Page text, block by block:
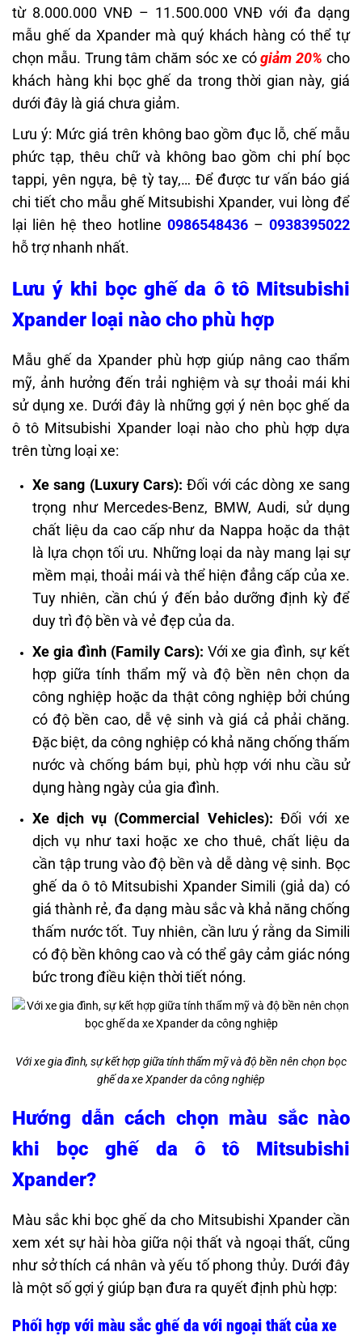
từ 8.000.000 VNĐ – 11.500.000 VNĐ với đa dạng
mẫu ghế da Xpander mà quý khách hàng có thể tự
chọn mẫu. Trung tâm chăm sóc xe cógiảm 20% cho
khách hàng khi bọc ghế da trong thời gian này, giá
dưới đây là giá chưa giảm.
Lưu ý: Mức giá trên không bao gồm đục lỗ, chế mẫu
phức tạp, thêu chữ và không bao gồm chi phí bọc
tappi, yên ngựa, bệ tỳ tay,… Để được tư vấn báo giá
chi tiết cho mẫu ghế Mitsubishi Xpander, vui lòng để
lại liên hệ theo hotline 0986548436–0938395022
hỗ trợ nhanh nhất.
Lưu ý khi bọc ghế da ô tô Mitsubishi
Xpander loại nào cho phù hợp
Mẫu ghế da Xpander phù hợp giúp nâng cao thẩm
mỹ, ảnh hưởng đến trải nghiệm và sự thoải mái khi
sử dụng xe. Dưới đây là những gợi ý nên bọc ghế da
ô tô Mitsubishi Xpander loại nào cho phù hợp dựa
trên từng loại xe:​
Xe sang (Luxury Cars):Đối với các dòng xe sang
trọng như Mercedes-Benz, BMW, Audi, sử dụng
chất liệu da cao cấp như da Nappa hoặc da thật
là lựa chọn tối ưu. Những loại da này mang lại sự
mềm mại, thoải mái và thể hiện đẳng cấp của xe.
Tuy nhiên, cần chú ý đến bảo dưỡng định kỳ để
duy trì độ bền và vẻ đẹp của da.
Xe gia đình (Family Cars): Với xe gia đình, sự kết
hợp giữa tính thẩm mỹ và độ bền nên chọn da
công nghiệp hoặc da thật công nghiệp bởi chúng
có độ bền cao, dễ vệ sinh và giá cả phải chăng.
Đặc biệt, da công nghiệp có khả năng chống thấm
nước và chống bám bụi, phù hợp với nhu cầu sử
dụng hàng ngày của gia đình.
Xe dịch vụ (Commercial Vehicles): Đối với xe
dịch vụ như taxi hoặc xe cho thuê, chất liệu da
cần tập trung vào độ bền và dễ dàng vệ sinh. Bọc
ghế da ô tô Mitsubishi Xpander Simili (giả da) có
giá thành rẻ, đa dạng màu sắc và khả năng chống
thấm nước tốt. Tuy nhiên, cần lưu ý rằng da Simili
có độ bền không cao và có thể gây cảm giác nóng
bức trong điều kiện thời tiết nóng.
Với xe gia đình, sự kết hợp giữa tính thẩm mỹ và độ bền nên chọn bọc
ghế da xe Xpander da công nghiệp
Hướng dẫn cách chọn màu sắc nào
khi bọc ghế da ô tô Mitsubishi
Xpander?
Màu sắc khi bọc ghế da cho Mitsubishi Xpander cần
xem xét sự hài hòa giữa nội thất và ngoại thất, cũng
như sở thích cá nhân và yếu tố phong thủy. Dưới đây
là một số gợi ý giúp bạn đưa ra quyết định phù hợp:​
Phối hợp với màu sắc ghế da với ngoại thất của xe